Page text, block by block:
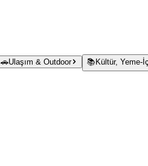
🚗Ulaşım & Outdoor 📚 Kültür, Yeme-